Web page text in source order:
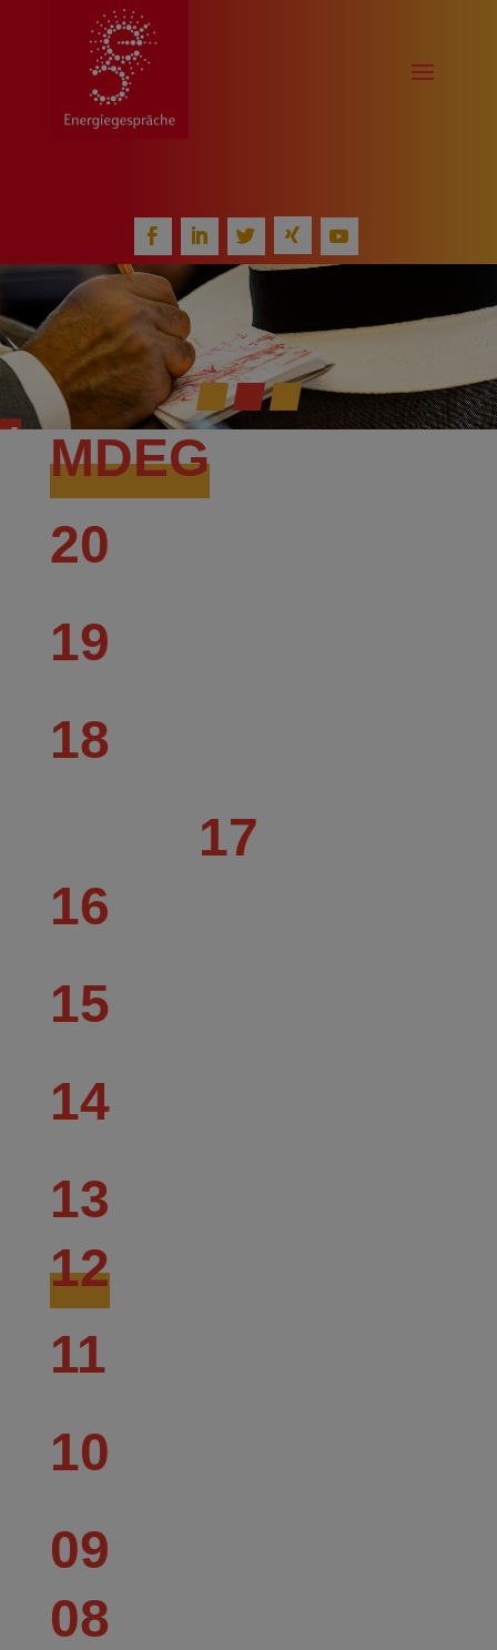
MDEG
20
19
18
17
16
15
14
13
12
11
10
09
08